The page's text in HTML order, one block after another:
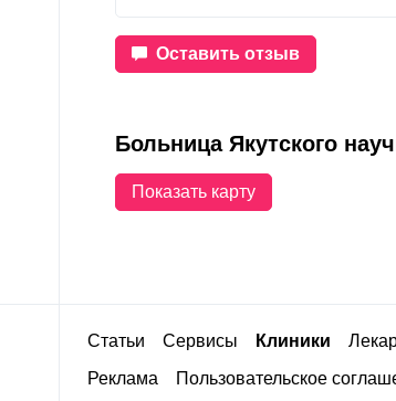
Оставить отзыв
Больница Якутского
Показать карту
Статьи Сервисы Клиники
Реклама Пользовательское